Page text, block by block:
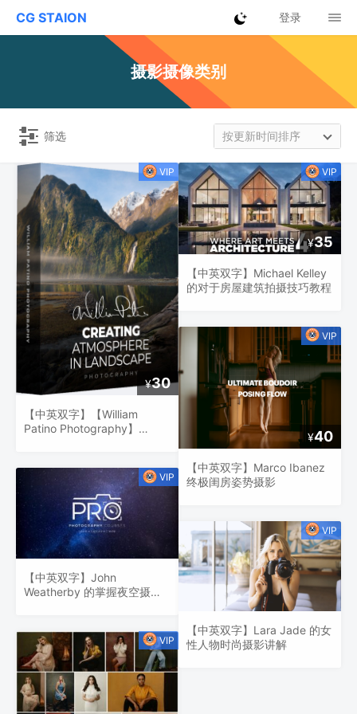
CG STAION 登录
摄影摄像类别
筛选 按更新时间排序
¥30
【中英双字】【William
Patino Photography】
【中英双字】John
Weatherby 的掌握夜空摄影
¥35
【中英双字】Michael Kelley
的对于房屋建筑拍摄技巧教程
¥40
【中英双字】Marco Ibanez
终极闺房姿势摄影
【中英双字】Lara Jade 的女
性人物时尚摄影讲解